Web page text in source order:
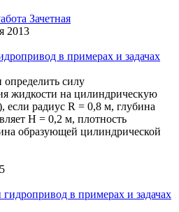
Зачетная
2013
в примерах и задачах
определить силу
жидкости на цилиндрическую
если радиус R = 0,8 м, глубина
Н = 0,2 м, плотность
образующей цилиндрической